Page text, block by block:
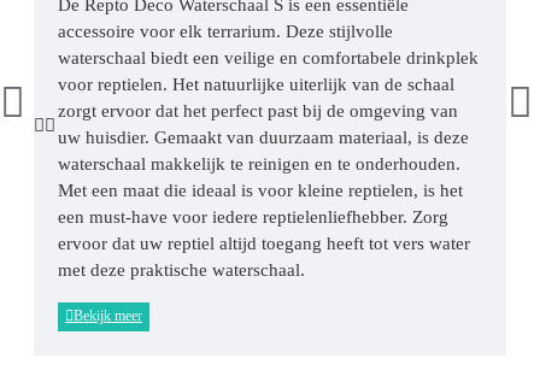
De Repto Deco Waterschaal S is een essentiële
accessoire voor elk terrarium. Deze stijlvolle
waterschaal biedt een veilige en comfortabele drinkplek
voor reptielen. Het natuurlijke uiterlijk van de schaal
zorgt ervoor dat het perfect past bij de omgeving van
uw huisdier. Gemaakt van duurzaam materiaal, is deze
waterschaal makkelijk te reinigen en te onderhouden.
Met een maat die ideaal is voor kleine reptielen, is het
een must-have voor iedere reptielenliefhebber. Zorg
ervoor dat uw reptiel altijd toegang heeft tot vers water
met deze praktische waterschaal.